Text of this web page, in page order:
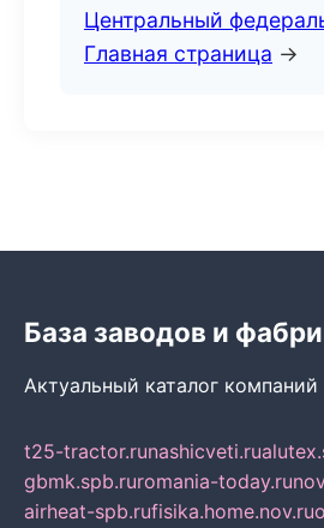
Центральный
Главная страница →
База заводов и
Актуальный каталог
t25-tractor.runashicveti.ru
gbmk.spb.ruromania-today.ru
airheat-spb.rufisika.home.nov.ru